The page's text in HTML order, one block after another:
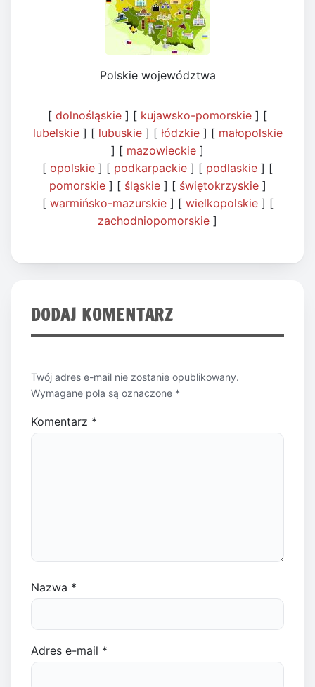
Polskie województwa
[ dolnośląskie ] [ kujawsko-pomorskie ] [
lubelskie] [ lubuskie] [ łódzkie] [ małopolskie
] [ mazowieckie ]
[ opolskie ] [ podkarpackie ] [ podlaskie ] [
pomorskie] [ śląskie] [ świętokrzyskie]
[ warmińsko-mazurskie] [ wielkopolskie] [
zachodniopomorskie ]
DODAJ KOMENTARZ
Twój adres e-mail nie zostanie opublikowany.
Wymagane pola są oznaczone *
Komentarz *
Nazwa *
Adres e-mail *